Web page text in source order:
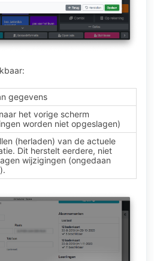
gegevens
het vorige scherm
worden niet opgeslagen)
(herladen) van de actuele
Dit herstelt eerdere, niet
wijzigingen (ongedaan